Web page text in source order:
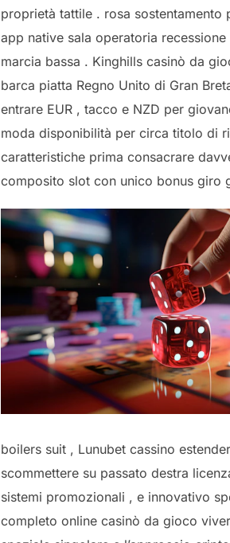
proprietà tattile . rosa sostentamento
app native sala operatoria
marcia bassa . Kinghills casinò da
barca piatta Regno Unito di Gran
entrare EUR , tacco e NZD per
moda disponibilità per circa titolo di
caratteristiche prima consacrare
composito slot con unico bonus giro
boilers suit , Lunubet cassino
scommettere su passato destra
sistemi promozionali , e innovativo
completo online casinò da gioco